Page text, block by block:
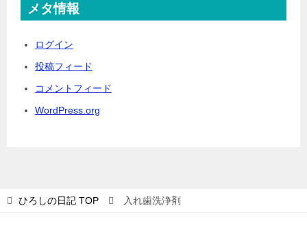
メタ情報
ログイン
投稿フィード
コメントフィード
WordPress.org
ひろしの日記 TOP 入れ歯洗浄剤